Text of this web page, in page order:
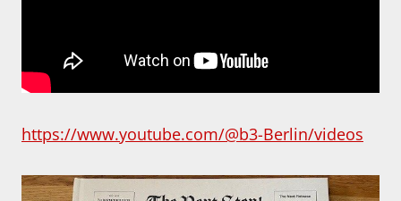
https://www.youtube.com/@b3-Berlin/videos